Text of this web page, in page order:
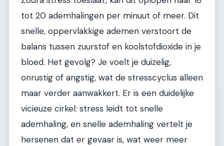
tot 20 ademhalingen per minuut of meer. Dit
snelle, oppervlakkige ademen verstoort de
balans tussen zuurstof en koolstofdioxide in je
bloed. Het gevolg? Je voelt je duizelig,
onrustig of angstig, wat de stresscyclus alleen
maar verder aanwakkert. Er is een duidelijke
vicieuze cirkel: stress leidt tot snelle
ademhaling, en snelle ademhaling vertelt je
hersenen dat er gevaar is, wat weer meer